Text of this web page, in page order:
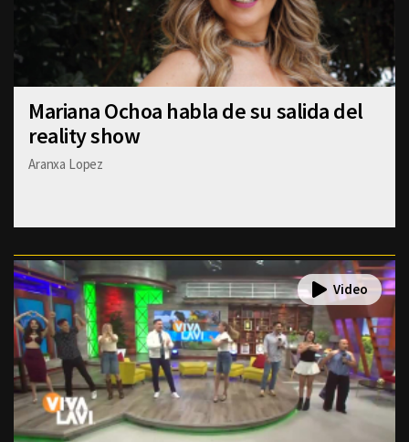
Mariana Ochoa habla de su salida del
reality show
Aranxa Lopez